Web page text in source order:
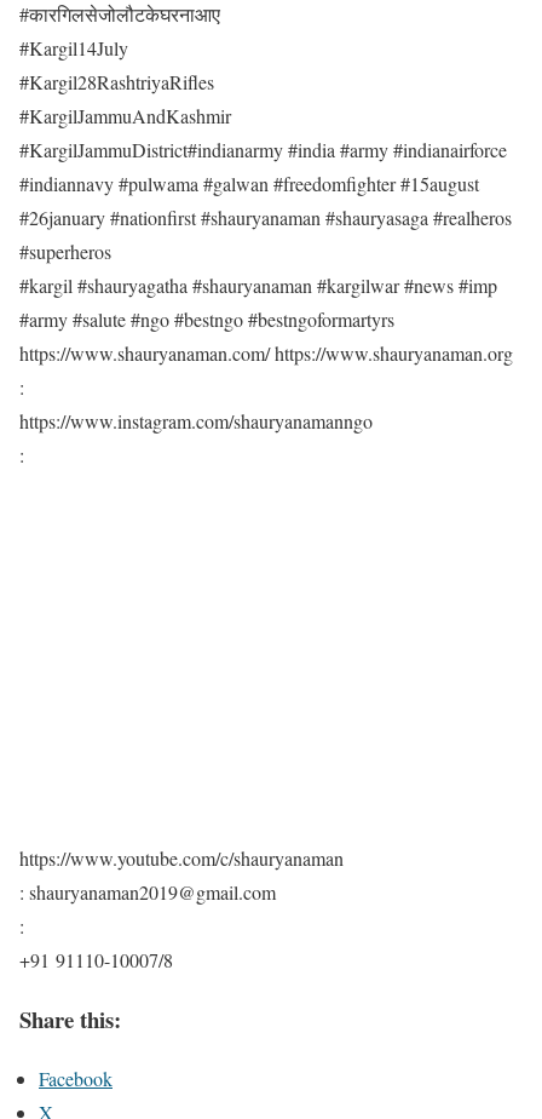
#कारगिलसेजोलौटकेघरनाआए
#Kargil14July
#Kargil28RashtriyaRifles
#KargilJammuAndKashmir
#KargilJammuDistrict#indianarmy #india #army #indianairforce
#indiannavy #pulwama #galwan #freedomfighter #15august
#26january #nationfirst #shauryanaman #shauryasaga #realheros
#superheros
#kargil #shauryagatha #shauryanaman #kargilwar #news #imp
#army #salute #ngo #bestngo #bestngoformartyrs
https://www.shauryanaman.com/ https://www.shauryanaman.org
:
https://www.instagram.com/shauryanamanngo
:
https://www.youtube.com/c/shauryanaman
: shauryanaman2019@gmail.com
:
+91 91110-10007/8
Share this:
Facebook
X